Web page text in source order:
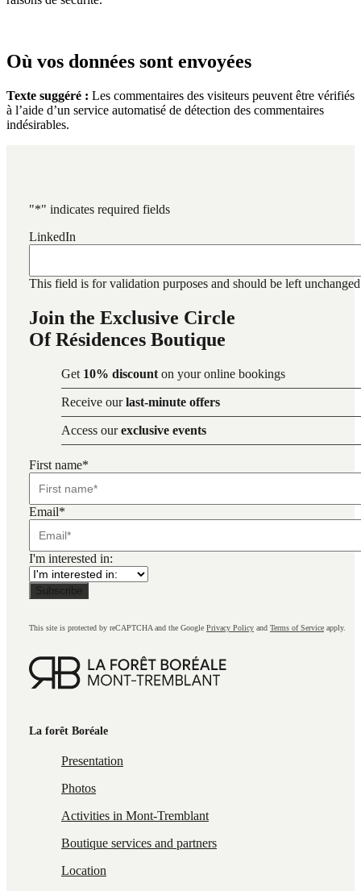
Où vos données sont envoyées
Texte suggéré : Les commentaires des visiteurs peuvent être vérifiés
à l’aide d’un service automatisé de détection des commentaires
indésirables.
"*" indicates required fields
LinkedIn
This field is for validation purposes and should be left
Join the Exclusive Circle
Of Résidences Boutique
Get 10% discount on your online bookings
Receive ourlast-minute offers
Access ourexclusive events
First name*
Email*
I'm interested in:
This site is protected by reCAPTCHA and the Google Privacy Policy and Terms of Service apply.
La forêt Boréale
Presentation
Photos
Activities in Mont-Tremblant
Boutique services and partners
Location